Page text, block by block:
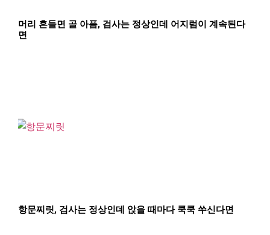
머리 흔들면 골 아픔, 검사는 정상인데 어지럼이 계속된다
면
항문찌릿, 검사는 정상인데 앉을 때마다 쿡쿡 쑤신다면